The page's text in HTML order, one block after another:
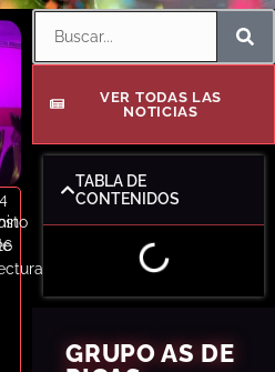
VER TODAS LAS
NOTICIAS
TABLA DE
CONTENIDOS
GRUPO AS DE